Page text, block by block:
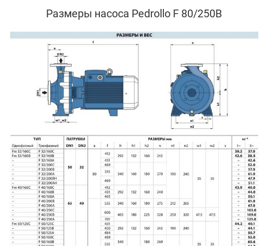
Размеры насоса Pedrollo F 80/250B